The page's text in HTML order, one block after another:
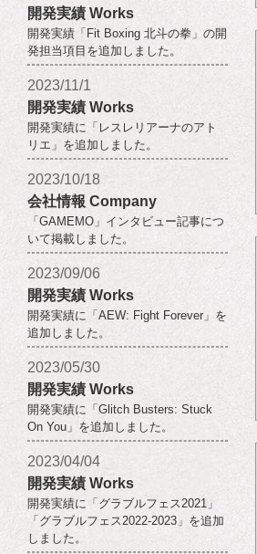
開発実績 Works
開発実績「Fit Boxing 北斗の拳」の開
発担当項目を追加しました。
2023/11/1
開発実績 Works
開発実績に「レスレリアーナのアト
リエ」を追加しました。
2023/10/18
会社情報 Company
「GAMEMO」インタビュー記事につ
いて掲載しました。
2023/09/06
開発実績 Works
開発実績に「AEW: Fight Forever」を
追加しました。
2023/05/30
開発実績 Works
開発実績に「Glitch Busters: Stuck
On You」を追加しました。
2023/04/04
開発実績 Works
開発実績に「グラブルフェス2021」
「グラブルフェス2022-2023」を追加
しました。